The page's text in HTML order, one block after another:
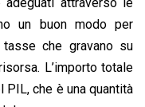
un buon modo per
che gravano su
L’importo totale
che è una quantità